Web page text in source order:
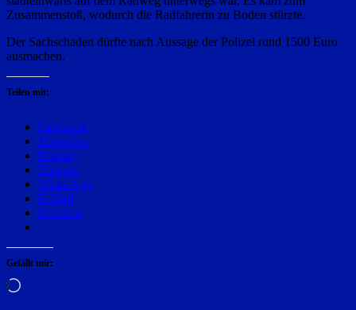
Zusammenstoß, wodurch die Radfahrerin zu Boden stürzte.
Der Sachschaden dürfte nach Aussage der Polizei rund 1500 Euro
ausmachen.
Teilen mit:
Facebook
Mastodon
Bluesky
Threads
WhatsApp
E-Mail
Drucken
Gefällt mir:
Wird